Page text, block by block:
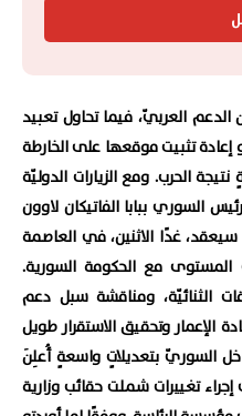
الدعم العربيّ، فيما تحاول تعبيد
إعادة تثبيت موقعها على الخارطة
الحرب. ومع الزيارات الدوليّة
السوري ببابا الفاتيكان لاوون
سيعقد، غدًا الاثنين، في العاصمة
المستوى مع الحكومة السورية.
الثنائيّة، ومناقشة سبل دعم
الإعمار وتحقيق الاستقرار طويل
السوريّ بتعديلاتٍ واسعةٍ أُعلِنَ
تغييرات شملت حقائب وزارية